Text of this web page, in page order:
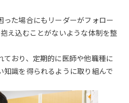
った場合にもリーダーがフォロー
え込むことがないような体制を整
ており、定期的に医師や他職種に
知識を得られるように取り組んで